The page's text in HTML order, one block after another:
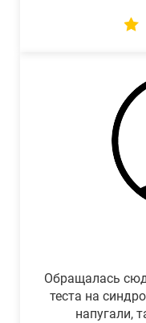
Обращалась
теста на
напугали,